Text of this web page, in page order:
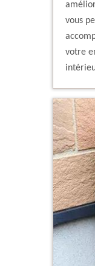
vous
votre